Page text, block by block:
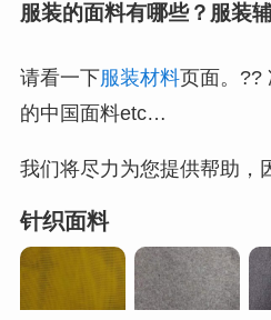
服装的面料有哪些？服装
请看一下服装材料页面。??
的中国面料etc…
我们将尽力为您提供帮助，
针织面料